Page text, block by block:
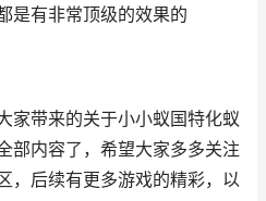
是有非常顶级的效果的
带来的关于小小蚁国特化蚁
部内容了，希望大家多多关注
，后续有更多游戏的精彩，以